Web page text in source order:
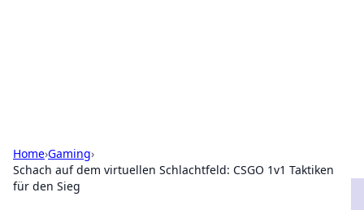
Home›Gaming›
Schach auf dem virtuellen Schlachtfeld: CSGO 1v1 Taktiken
für den Sieg